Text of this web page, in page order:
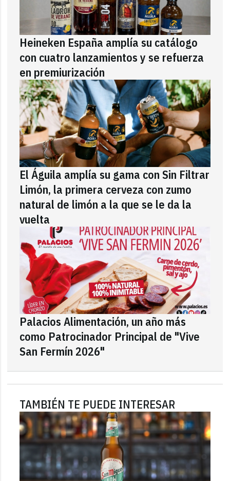
Heineken España amplía su catálogo
con cuatro lanzamientos y se refuerza
en premiurización
El Águila amplía su gama con Sin Filtrar
Limón, la primera cerveza con zumo
natural de limón a la que se le da la
vuelta
Palacios Alimentación, un año más
como Patrocinador Principal de "Vive
San Fermín 2026"
TAMBIÉN TE PUEDE INTERESAR